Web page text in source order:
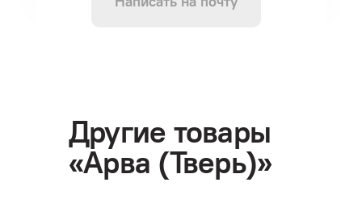
Другие товары
«Арва (Тверь)»